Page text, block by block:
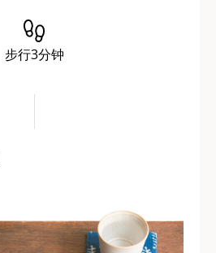
步行3分钟